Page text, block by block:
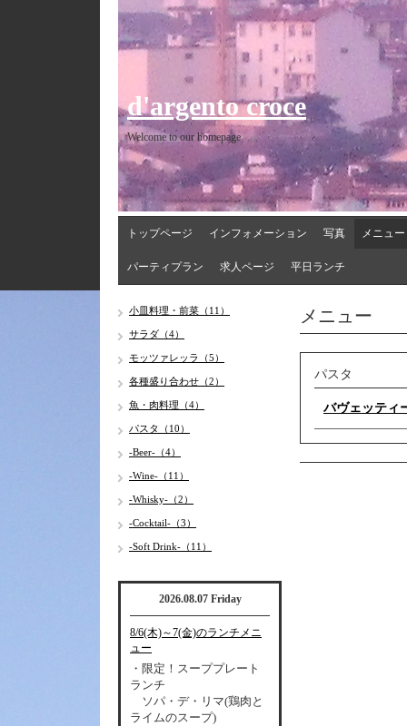
d'argento croce
Welcome to our homepage
トップページ インフォメーション 写真 メニュー
パーティプラン 求人ページ 平日ランチ
メニュー
パスタ
バヴェッティ
小皿料理・前菜（11）
サラダ（4）
モッツァレッラ（5）
各種盛り合わせ（2）
魚・肉料理（4）
パスタ（10）
-Beer-（4）
-Wine-（11）
-Whisky-（2）
-Cocktail-（3）
-Soft Drink-（11）
2026.08.07 Friday
8/6(木)～7(金)のランチメニ
ュー
・限定！スーププレート
ランチ
ソパ・デ・リマ(鶏肉と
ライムのスープ)